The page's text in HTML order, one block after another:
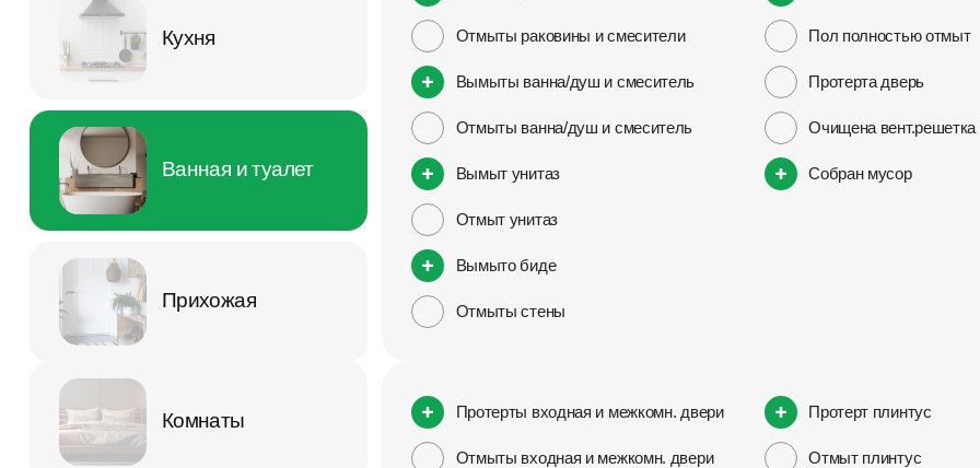
Отмыты раковины и смесители
Вымыты ванна/душ и смеситель
Отмыты ванна/душ и смеситель
Вымыт унитаз
Отмыт унитаз
Вымыто биде
Отмыты стены
Пол полностью отмыт
Протерта дверь
Очищена вент.решетка
Собран мусор
Кухня
Ванная и туалет
Прихожая
Комнаты Протерты входная и межкомн. двери
Отмыты входная и межкомн. двери
Протерт плинтус
Отмыт плинтус